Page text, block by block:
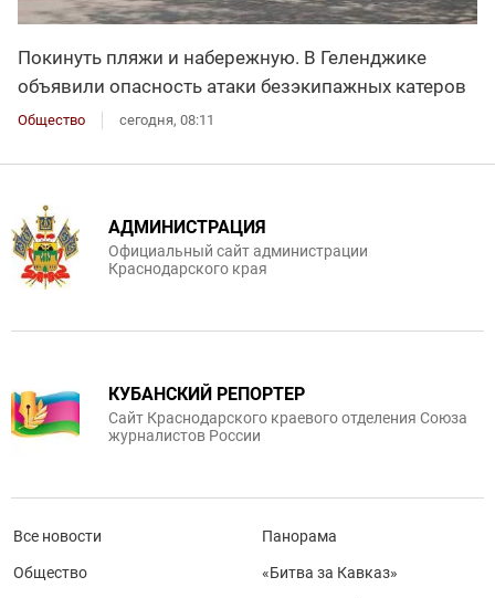
Покинуть пляжи и набережную. В Геленджике
объявили опасность атаки безэкипажных катеров
Общество сегодня, 08:11
АДМИНИСТРАЦИЯ
Официальный сайт администрации
Краснодарского края
КУБАНСКИЙ РЕПОРТЕР
Сайт Краснодарского краевого отделения Союза
журналистов России
Все новости
Общество
Панорама
«Битва за Кавказ»